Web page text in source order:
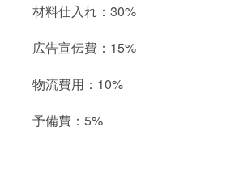
材料仕入れ：30%
広告宣伝費：15%
物流費用：10%
予備費：5%